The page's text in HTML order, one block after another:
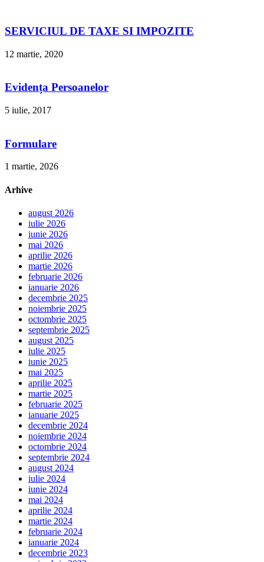
SERVICIUL DE TAXE SI IMPOZITE
12 martie, 2020
Evidența Persoanelor
5 iulie, 2017
Formulare
1 martie, 2026
Arhive
august 2026
iulie 2026
iunie 2026
mai 2026
aprilie 2026
martie 2026
februarie 2026
ianuarie 2026
decembrie 2025
noiembrie 2025
octombrie 2025
septembrie 2025
august 2025
iulie 2025
iunie 2025
mai 2025
aprilie 2025
martie 2025
februarie 2025
ianuarie 2025
decembrie 2024
noiembrie 2024
octombrie 2024
septembrie 2024
august 2024
iulie 2024
iunie 2024
mai 2024
aprilie 2024
martie 2024
februarie 2024
ianuarie 2024
decembrie 2023